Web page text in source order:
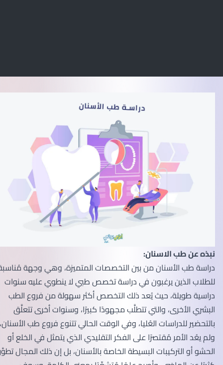
نبذه عن طب الاسنان:
دراسة طب الأسنان من بين التخصصات المتميزة، وهي وجهة مُناسبة
للطلاب الذين يرغبون في دراسة تخصص طبي لا ينطوي عليه سنوات
دراسية طويلة، حيث يُعد ذلك التخصص أكثر سهولة من فروع الطب
البشري الأخرى، والتي تتطلَّب مجهودًا كبيرًا، وسنوات أخرى تتعلَّق
بالتحضير للدراسات العُليا، وفي الوقت الحالي تتنوع فروع طب الأسنان،
ولم يعُد الأمر مُقتصرًا على الفكر التقليدي الذي يتمثل في الخلع أو
الحشو أو التركيبات البسيطة الخاصة بالأسنان، بل إن ذلك المجال تطوَّر